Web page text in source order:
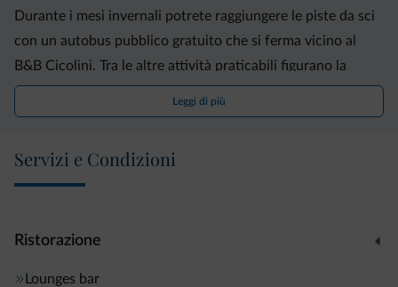
Durante i mesi invernali potrete raggiungere le piste da sci
con un autobus pubblico gratuito che si ferma vicino al
B&B Cicolini. Tra le altre attività praticabili figurano la
pesca, il canoismo e le escursioni a piedi o in bicicletta.
in auto dal Cicolini B&B. L'autostrada A22, che collega a
Modena, Verona e al Brennero, dista 44 km.
Leggi di più
Servizi e Condizioni
Ristorazione
Lounges bar